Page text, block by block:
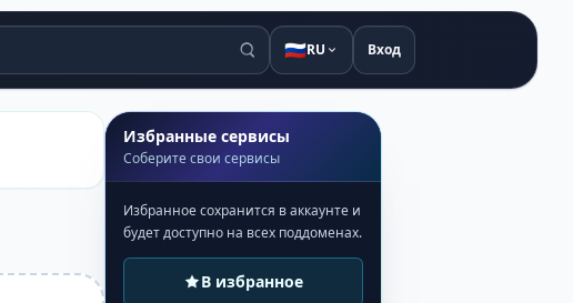
🇷🇺RU Вход
Избранные сервисы
Соберите свои сервисы
Избранное сохранится в аккаунте и
будет доступно на всех поддоменах.
В избранное